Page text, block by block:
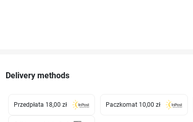
Delivery methods
Przedpłata 18,00 zł Paczkomat 10,00 zł